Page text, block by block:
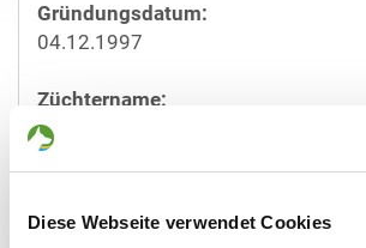
Diese Webseite verwendet Cookies
Gründungsdatum:
04.12.1997
Züchtername:
Thomas Lapp
Florscheidstr. 18